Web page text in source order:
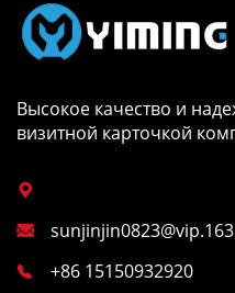
Высокое качество и
визитной карточкой


 +86 15150932920